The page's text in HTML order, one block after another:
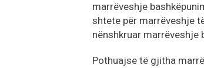
marrëveshje
shtete për marrëveshje
nënshkruar
Pothuajse të gjitha